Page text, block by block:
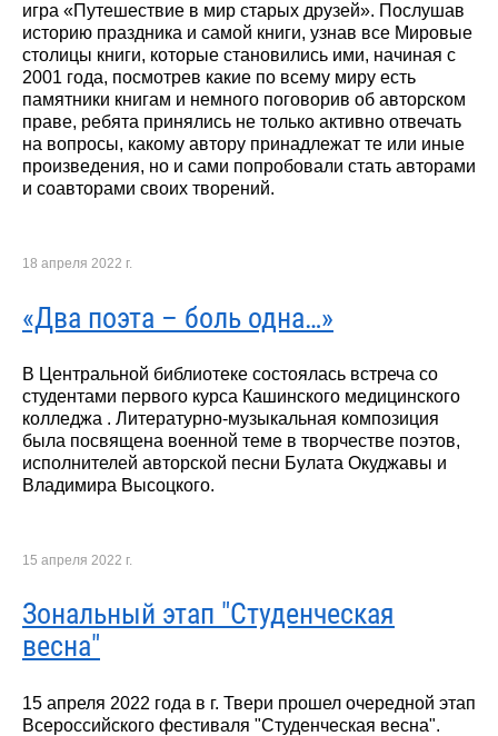
игра «Путешествие в мир старых друзей». Послушав
историю праздника и самой книги, узнав все Мировые
столицы книги, которые становились ими, начиная с
2001 года, посмотрев какие по всему миру есть
памятники книгам и немного поговорив об авторском
праве, ребята принялись не только активно отвечать
на вопросы, какому автору принадлежат те или иные
произведения, но и сами попробовали стать авторами
и соавторами своих творений.
18 апреля 2022 г.
«Два поэта – боль одна…»
В Центральной библиотеке состоялась встреча со
студентами первого курса Кашинского медицинского
колледжа . Литературно-музыкальная композиция
была посвящена военной теме в творчестве поэтов,
исполнителей авторской песни Булата Окуджавы и
Владимира Высоцкого.
15 апреля 2022 г.
Зональный этап "Студенческая
весна"
15 апреля 2022 года в г. Твери прошел очередной этап
Всероссийского фестиваля "Студенческая весна".